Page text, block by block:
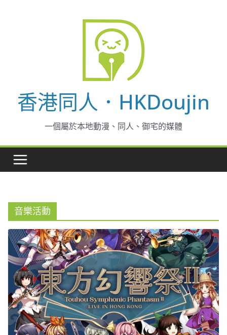
香港同人．HKDoujin
一個屬於本地動漫、同人、御宅的媒體
音樂活動